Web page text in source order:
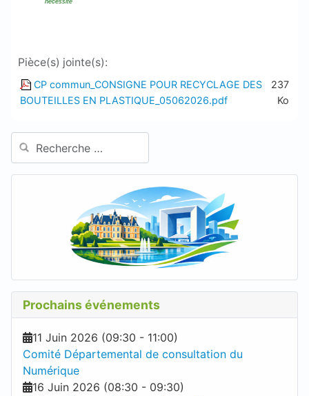
nécessité
Pièce(s) jointe(s):
CP commun_CONSIGNE POUR RECYCLAGE DES
BOUTEILLES EN PLASTIQUE_05062026.pdf
237
Ko
Rechercher
Prochains événements
11 Juin 2026 (09:30 - 11:00)
Comité Départemental de consultation du
Numérique
16 Juin 2026 (08:30 - 09:30)